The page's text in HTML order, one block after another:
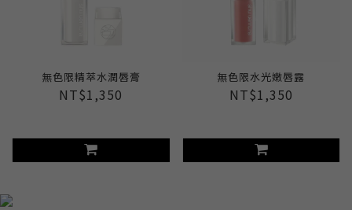
無色限精萃水潤唇膏
NT$1,350
無色限水光嫩唇露
NT$1,350